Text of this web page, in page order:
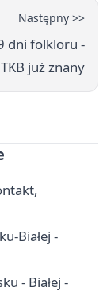
Następny >>
dni folkloru -
już znany
Białej -
- Białej -